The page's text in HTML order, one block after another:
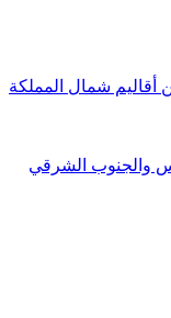
شمال المملكة
والجنوب الشرقي